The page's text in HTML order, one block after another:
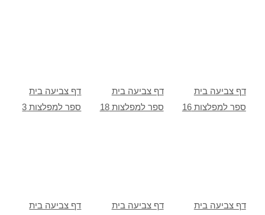
דף צביעה בית
ספר למפלצות 3
דף צביעה בית
ספר למפלצות 18
דף צביעה בית
ספר למפלצות 16
דף צביעה בית
דף צביעה בית
דף צביעה בית